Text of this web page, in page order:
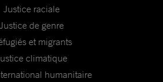
Justice raciale
Justice de genre
et migrants
climatique
humanitaire